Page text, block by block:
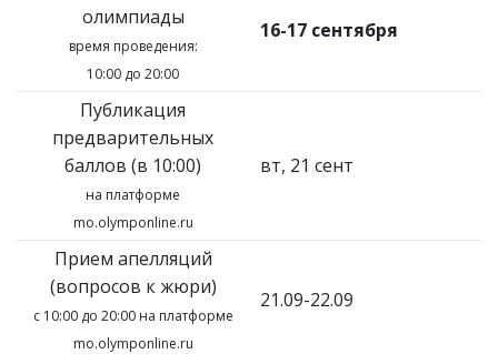
олимпиады
время проведения:
10:00 до 20:00
16-17 сентября
Публикация
предварительных
баллов (в 10:00)
на платформе
mo.olymponline.ru
вт, 21 сент
Прием апелляций
(вопросов к жюри)
с 10:00 до 20:00 на платформе
mo.olymponline.ru
21.09-22.09